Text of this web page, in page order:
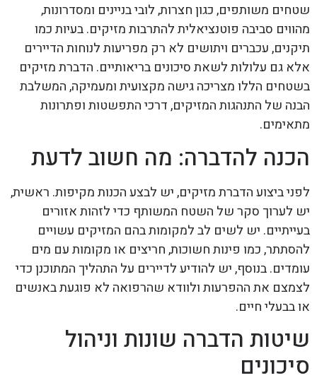
שטחים משותפים, כגון חצרות, לובי בניינים ומסדרונות,
מהווים סביבה פוטנציאלית להתרבות מזיקים. בעיות כמו
תיקנים, עכברים ויתושים לא רק מפריעות לנוחות הדיירים
אלא גם עלולות לשאת סיכונים בריאותיים. הדברת מזיקים
בשטחים הללו מצריכה גישה מקצועית ומעמיקה, המשלבת
הבנה של התנהגות המזיקים, דרכי התפשטות ופתרונות
מתאימים.
הכנה להדברה: מה חשוב לדעת
לפני ביצוע הדברת מזיקים, יש לבצע הכנות מקיפות. ראשית,
יש לערוך סקר של השטח המשותף כדי לזהות אזורים
בעייתיים. יש לשים לב למקומות בהם המזיקים עשויים
להסתתר, כמו פינות חשוכות, חריצים או מקומות עם מים
עומדים. בנוסף, יש להודיע לדיירים על התהליך המתוכנן כדי
לצמצם את ההפרעות ולוודא שהרפואה לא פוגעת באנשים
או בבעלי חיים.
שיטות הדברה שונות וניהול
סיכונים